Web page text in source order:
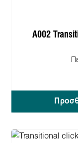
A002